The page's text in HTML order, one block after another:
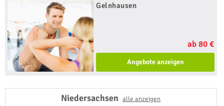
Gelnhausen
ab 80 €
Angebote anzeigen
Niedersachsenalle anzeigen